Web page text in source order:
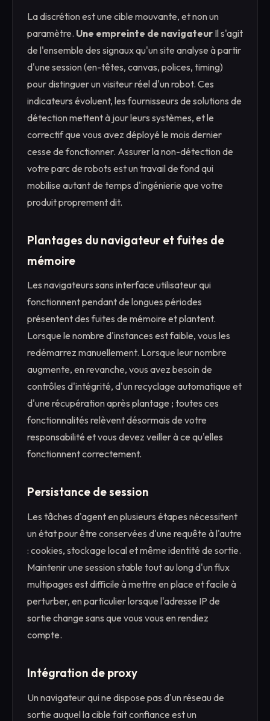
La discrétion est une cible mouvante, et non un
paramètre. Une empreinte de navigateur Il s'agit
de l'ensemble des signaux qu'un site analyse à partir
d'une session (en-têtes, canvas, polices, timing)
pour distinguer un visiteur réel d'un robot. Ces
indicateurs évoluent, les fournisseurs de solutions de
détection mettent à jour leurs systèmes, et le
correctif que vous avez déployé le mois dernier
cesse de fonctionner. Assurer la non-détection de
votre parc de robots est un travail de fond qui
mobilise autant de temps d'ingénierie que votre
produit proprement dit.
Plantages du navigateur et fuites de
mémoire
Les navigateurs sans interface utilisateur qui
fonctionnent pendant de longues périodes
présentent des fuites de mémoire et plantent.
Lorsque le nombre d'instances est faible, vous les
redémarrez manuellement. Lorsque leur nombre
augmente, en revanche, vous avez besoin de
contrôles d'intégrité, d'un recyclage automatique et
d'une récupération après plantage ; toutes ces
fonctionnalités relèvent désormais de votre
responsabilité et vous devez veiller à ce qu'elles
fonctionnent correctement.
Persistance de session
Les tâches d'agent en plusieurs étapes nécessitent
un état pour être conservées d'une requête à l'autre
: cookies, stockage local et même identité de sortie.
Maintenir une session stable tout au long d'un flux
multipages est difficile à mettre en place et facile à
perturber, en particulier lorsque l'adresse IP de
sortie change sans que vous vous en rendiez
compte.
Intégration de proxy
Un navigateur qui ne dispose pas d'un réseau de
sortie auquel la cible fait confiance est un